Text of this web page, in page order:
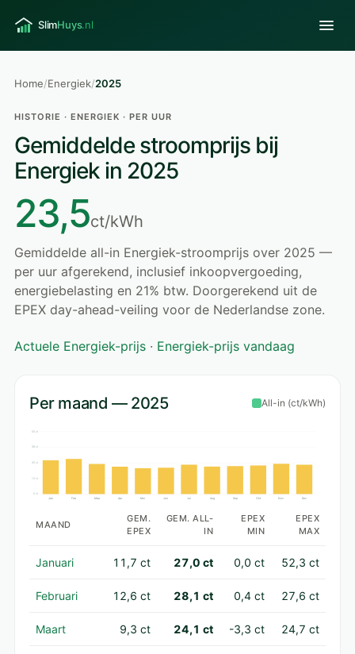
Home/Energiek/2025
HISTORIE · ENERGIEK · PER UUR
Gemiddelde stroomprijs bij
Energiek in 2025
23,5ct/kWh
Gemiddelde all-in Energiek-stroomprijs over 2025 —
per uur afgerekend, inclusief inkoopvergoeding,
energiebelasting en 21% btw. Doorgerekend uit de
EPEX day-ahead-veiling voor de Nederlandse zone.
Actuele Energiek-prijs · Energiek-prijs vandaag
Per maand — 2025 All-in (ct/kWh)
50 ct
38 ct
25 ct
13 ct
0 ct
Jan Feb Maa Apr Mei Jun Jul Aug Sep Okt Nov Dec
MAAND
GEM.
EPEX
GEM. ALL-
IN
EPEX
MIN
EPEX
MAX
Januari 11,7 ct 27,0 ct 0,0 ct 52,3 ct
Februari 12,6 ct 28,1 ct 0,4 ct 27,6 ct
Maart 9,3 ct 24,1 ct -3,3 ct 24,7 ct